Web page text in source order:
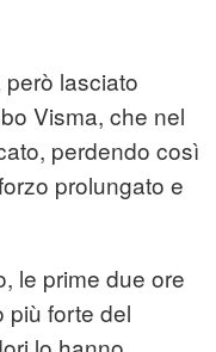
lasciato
Visma, che nel
perdendo così
prolungato e
le prime due ore
più forte del